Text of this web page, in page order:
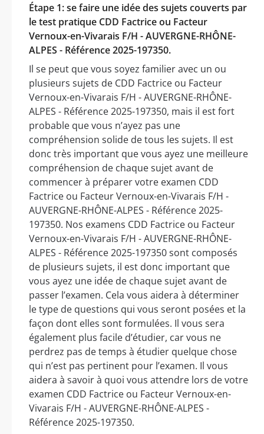
Étape 1: se faire une idée des sujets couverts par
le test pratique CDD Factrice ou Facteur
Vernoux-en-Vivarais F/H - AUVERGNE-RHÔNE-
ALPES - Référence 2025-197350.
Il se peut que vous soyez familier avec un ou
plusieurs sujets de CDD Factrice ou Facteur
Vernoux-en-Vivarais F/H - AUVERGNE-RHÔNE-
ALPES - Référence 2025-197350, mais il est fort
probable que vous n’ayez pas une
compréhension solide de tous les sujets. Il est
donc très important que vous ayez une meilleure
compréhension de chaque sujet avant de
commencer à préparer votre examen CDD
Factrice ou Facteur Vernoux-en-Vivarais F/H -
AUVERGNE-RHÔNE-ALPES - Référence 2025-
197350. Nos examens CDD Factrice ou Facteur
Vernoux-en-Vivarais F/H - AUVERGNE-RHÔNE-
ALPES - Référence 2025-197350 sont composés
de plusieurs sujets, il est donc important que
vous ayez une idée de chaque sujet avant de
passer l’examen. Cela vous aidera à déterminer
le type de questions qui vous seront posées et la
façon dont elles sont formulées. Il vous sera
également plus facile d’étudier, car vous ne
perdrez pas de temps à étudier quelque chose
qui n’est pas pertinent pour l’examen. Il vous
aidera à savoir à quoi vous attendre lors de votre
examen CDD Factrice ou Facteur Vernoux-en-
Vivarais F/H - AUVERGNE-RHÔNE-ALPES -
Référence 2025-197350.